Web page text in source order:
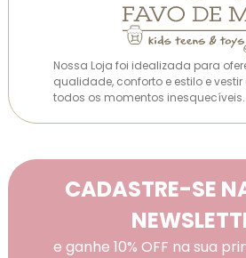
Nossa Loja foi idealizada para
qualidade, conforto e estilo e
todos os momentos inesquecíveis.
CADASTRE-SE
e ganhe 10% OFF na sua